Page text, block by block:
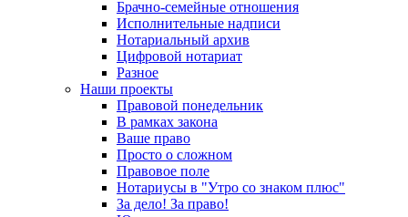
Брачно-семейные отношения
Исполнительные надписи
Нотариальный архив
Цифровой нотариат
Разное
Наши проекты
Правовой понедельник
В рамках закона
Ваше право
Просто о сложном
Правовое поле
Нотариусы в "Утро со знаком плюс"
За дело! За право!